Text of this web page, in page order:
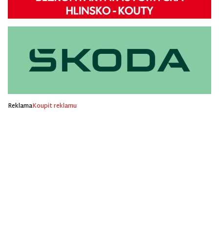
ReklamaKoupit reklamu